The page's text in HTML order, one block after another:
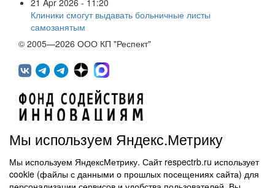
Клиники смогут выдавать больничные листы
самозанятым
© 2005—2026 ООО КП "Респект"
450071, г.Уфа, ул. 50 лет СССР, д.48 корп.1, офис 307
(347) 291 20 70
Мы используем Яндекс.Метрику
Мы используем ЯндексМетрику. Сайт respectrb.ru использует
cookie (файлы с данными о прошлых посещениях сайта) для